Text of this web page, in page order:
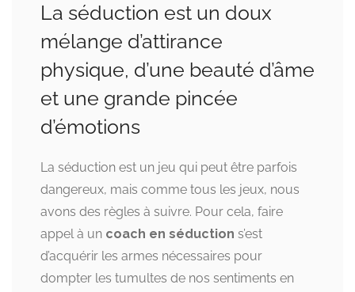
La séduction est un doux
mélange d’attirance
physique, d’une beauté d’âme
et une grande pincée
d’émotions
La séduction est un jeu qui peut être parfois
dangereux, mais comme tous les jeux, nous
avons des règles à suivre. Pour cela, faire
appel à un coach en séduction s’est
d’acquérir les armes nécessaires pour
dompter les tumultes de nos sentiments en